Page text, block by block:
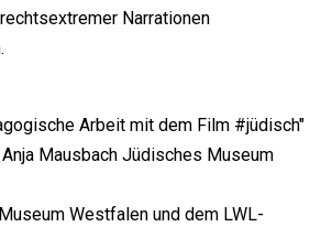
Narrationen
Arbeit mit dem Film #jüdisch"
Mausbach Jüdisches Museum
Westfalen und dem LWL-